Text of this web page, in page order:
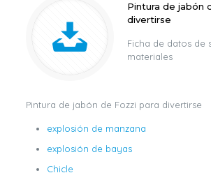
Pintura de jabón
divertirse
Ficha de datos de
materiales
Pintura de jabón de Fozzi para divertirse
explosión de manzana
explosión de bayas
Chicle